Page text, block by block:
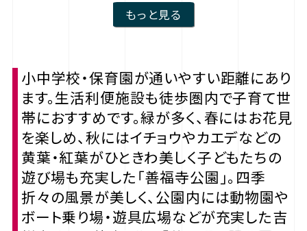
もっと見る
小中学校・保育園が通いやすい距離にあり
ます。生活利便施設も徒歩圏内で子育て世
帯におすすめです。緑が多く、春にはお花見
を楽しめ、秋にはイチョウやカエデなどの
黄葉・紅葉がひときわ美しく子どもたちの
遊び場も充実した「善福寺公園」。四季
折々の風景が美しく、公園内には動物園や
ボート乗り場・遊具広場などが充実した吉